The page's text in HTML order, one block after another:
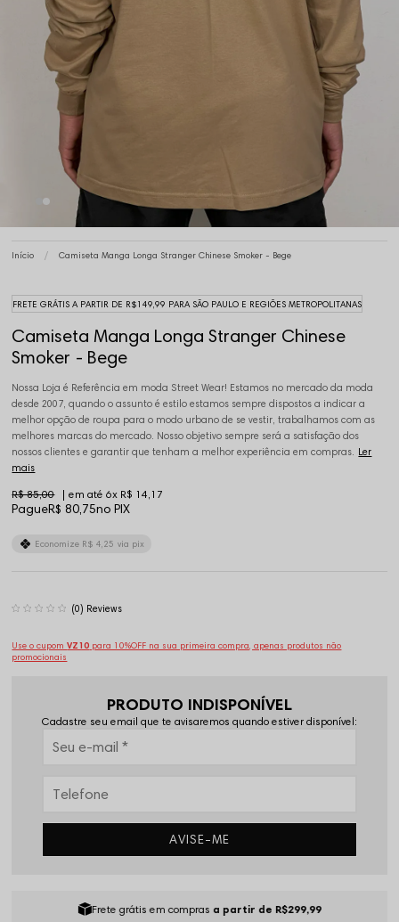
Início Camiseta Manga Longa Stranger Chinese Smoker - Bege
FRETE GRÁTIS A PARTIR DE R$149,99 PARA SÃO PAULO E REGIÕES METROPOLITANAS
Camiseta Manga Longa Stranger Chinese
Smoker - Bege
Nossa Loja é Referência em moda Street Wear! Estamos no mercado da moda
desde 2007, quando o assunto é estilo estamos sempre dispostos a indicar a
melhor opção de roupa para o modo urbano de se vestir, trabalhamos com as
melhores marcas do mercado. Nosso objetivo sempre será a satisfação dos
nossos clientes e garantir que tenham a melhor experiência em compras. Ler
mais
PagueR$ 80,75no PIX
R$ 85,00 6x R$ 14,17
Economize R$ 4,25 via pix
(0)
Use o cupomVZ10 para 10%OFF na sua primeira compra, apenas produtos não
promocionais
PRODUTO INDISPONÍVEL
Cadastre seu email que te avisaremos quando estiver disponível:
AVISE-ME
Frete grátis em compras a partir de R$299,99